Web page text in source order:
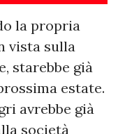
la propria
vista sulla
starebbe già
estate.
avrebbe già
società